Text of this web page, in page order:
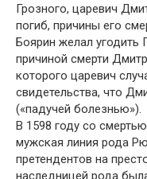
Грозного, царевич
погиб, причины его
Боярин желал угодить
причиной смерти
которого царевич
свидетельства, что
(«падучей болезнью»).
В 1598 году со
мужская линия рода
претендентов на
наследницей рода